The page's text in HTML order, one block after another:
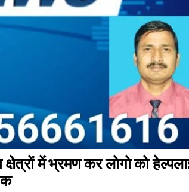
में भ्रमण कर लोगो को